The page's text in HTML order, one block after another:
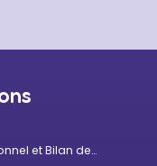
et Bilan de